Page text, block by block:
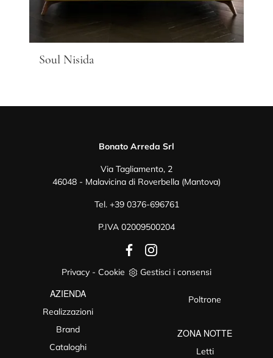
Soul Nisida
Bonato Arreda Srl
Via Tagliamento, 2
46048 - Malavicina di Roverbella (Mantova)
Tel. +39 0376-696761
P.IVA 02009500204
Privacy - Cookie Gestisci i consensi
AZIENDA
Realizzazioni
Brand
Cataloghi
Poltrone
ZONA NOTTE
Letti